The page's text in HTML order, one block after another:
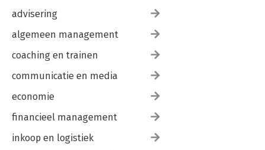
advisering
algemeen management
coaching en trainen
communicatie en media
economie
financieel management
inkoop en logistiek